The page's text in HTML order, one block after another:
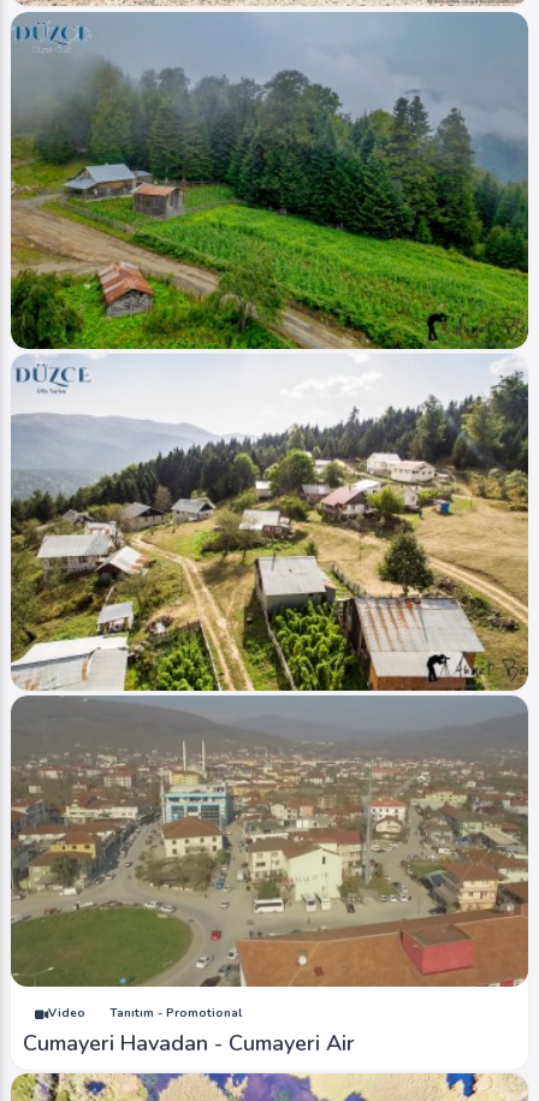
Image Akarsular - Streams
Dipsizgöl Çamlıbel (Göl - Lake)
Ahmet Bozdemir 0 8856 0
Image Yaylalar - Plateaus
Düzce - Odayeri - Yanık (Hava - Air)
Ahmet Bozdemir 0 5700 1
Image Yaylalar - Plateaus
Oflu Yaylası - Oflu Plateau (Hava - Air)
Ahmet Bozdemir 4057
Video Tanıtım - Promotional
Cumayeri Havadan - Cumayeri Air